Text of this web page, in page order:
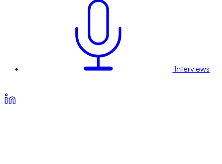
Interviews